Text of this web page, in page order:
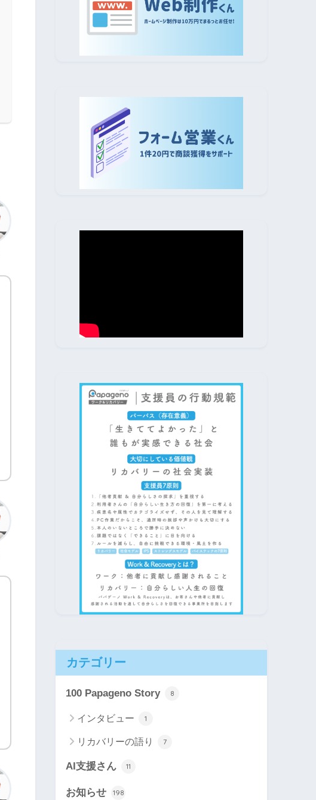
カテゴリー
100 Papageno Story 8
インタビュー 1
リカバリーの語り 7
AI支援さん 11
お知らせ 198